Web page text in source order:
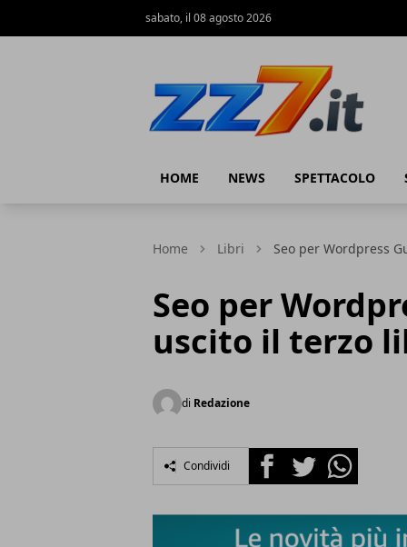
sabato, il 08 agosto 2026
HOME NEWS SPETTACOLO
Home Libri Seo per Wordpress
Seo per
uscito il terzo
di Redazione
Condividi FacebookTwitterWhatsapp